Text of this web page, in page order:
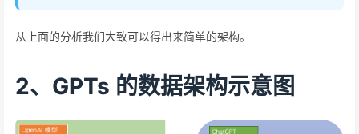
从上面的分析我们大致可以得出来简单的架构。
2、GPTs 的数据架构示意图